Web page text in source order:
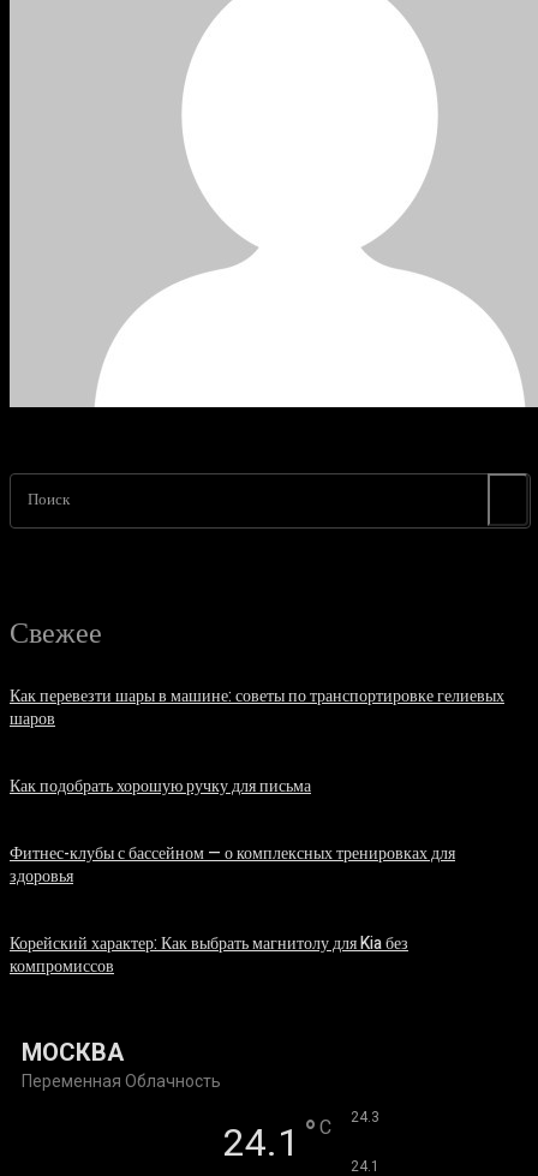
Поиск
Свежее
Как перевезти шары в машине: советы по транспортировке гелиевых
шаров
Как подобрать хорошую ручку для письма
Фитнес-клубы с бассейном — о комплексных тренировках для
здоровья
Корейский характер: Как выбрать магнитолу для Kia без
компромиссов
МОСКВА
Переменная Облачность
24.1 ° C 24.3
24.1